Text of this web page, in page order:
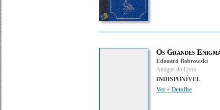
Os Grandes
Edouard Bobrowski
Amigos do Livro
INDISPONÍVEL
Ver + Detalhe